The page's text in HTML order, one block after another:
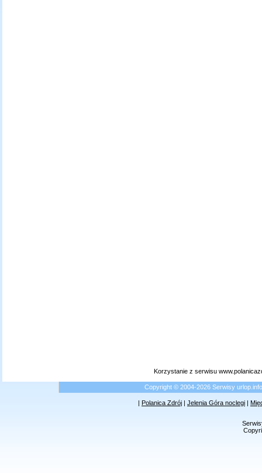
Korzystanie z serwisu
Copyright © 2004-2026 Serwisy
| Polanica Zdrój | Jelenia Góra noclegi |